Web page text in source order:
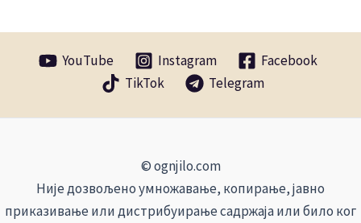
YouTube Instagram
Facebook
TikTok
Telegram
© ognjilo.com
Није дозвољено умножавање, копирање, јавно
приказивање или дистрибуирање садржаја или било ког